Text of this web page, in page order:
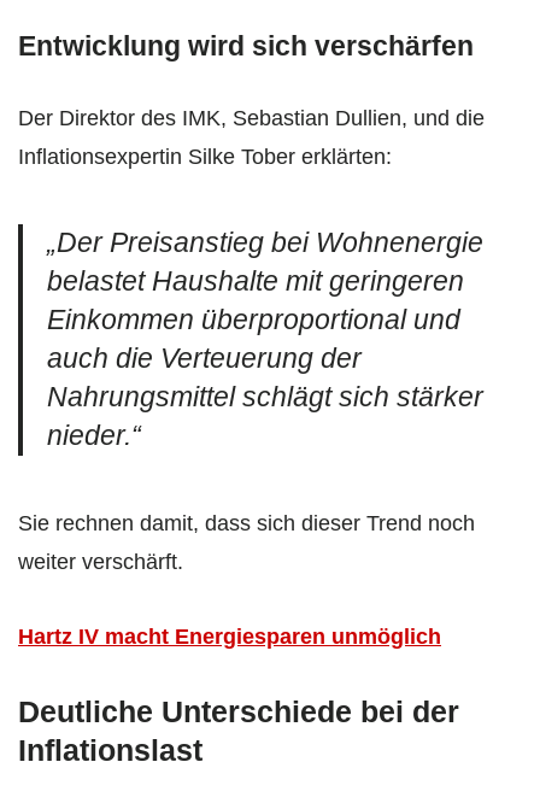
Entwicklung wird sich verschärfen
Der Direktor des IMK, Sebastian Dullien, und die
Inflationsexpertin Silke Tober erklärten:
„Der Preisanstieg bei Wohnenergie
belastet Haushalte mit geringeren
Einkommen überproportional und
auch die Verteuerung der
Nahrungsmittel schlägt sich stärker
nieder.“
Sie rechnen damit, dass sich dieser Trend noch
weiter verschärft.
Hartz IV macht Energiesparen unmöglich
Deutliche Unterschiede bei der
Inflationslast